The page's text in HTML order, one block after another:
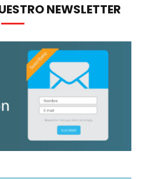
NEWSLETTER